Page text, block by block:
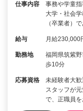
仕事内容
事務や学童
大学・社会
（卒業者）
給与 月給230,000
勤務地
福岡県筑紫
歩10分
応募資格
未経験者大
スタッフが
で、正職員